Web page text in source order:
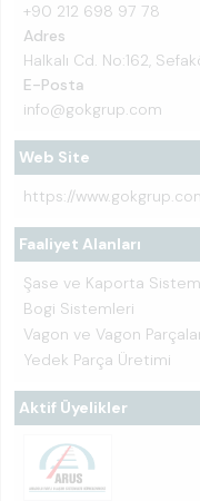
+90 212 698 97 78
Adres
Halkalı Cd. No:162,
E-Posta
info@gokgrup.com
Web Site
https://
Faaliyet Alanları
Şase ve Kaporta
Bogi Sistemleri
Vagon ve Vagon
Yedek Parça Üretimi
Aktif Üyelikler